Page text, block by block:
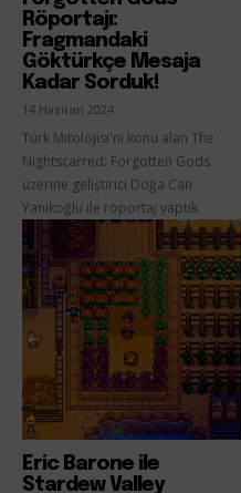
Röportajı:
Fragmandaki
Göktürkçe Mesaja
Kadar Sorduk!
14 Haziran 2024
Türk Mitolojisi'ni konu alan The
Nightscarred: Forgotten Gods
üzerine geliştirici Doğa Can
Yanıkoğlu ile röportaj yaptık.
Eric Barone ile
Stardew Valley